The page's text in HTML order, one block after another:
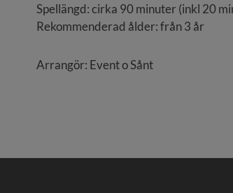
Spellängd: cirka 90 minuter (inkl 20
Rekommenderad ålder: från 3 år
Arrangör: Event o Sånt